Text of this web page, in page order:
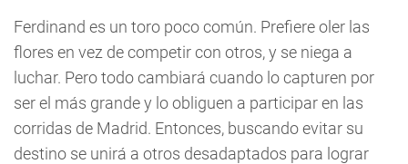
Ferdinand es un toro poco común. Prefiere oler las
flores en vez de competir con otros, y se niega a
luchar. Pero todo cambiará cuando lo capturen por
ser el más grande y lo obliguen a participar en las
corridas de Madrid. Entonces, buscando evitar su
destino se unirá a otros desadaptados para lograr